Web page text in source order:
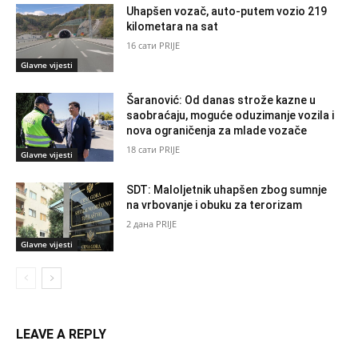
Glavne vijesti
Uhapšen vozač, auto-putem vozio 219
kilometara na sat
16 сати PRIJE
Glavne vijesti
Šaranović: Od danas strože kazne u
saobraćaju, moguće oduzimanje vozila i
nova ograničenja za mlade vozače
18 сати PRIJE
Glavne vijesti
SDT: Maloljetnik uhapšen zbog sumnje
na vrbovanje i obuku za terorizam
2 дана PRIJE
LEAVE A REPLY